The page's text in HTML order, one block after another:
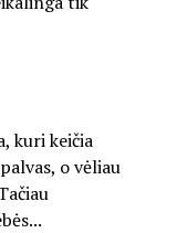
kuri keičia
o vėliau